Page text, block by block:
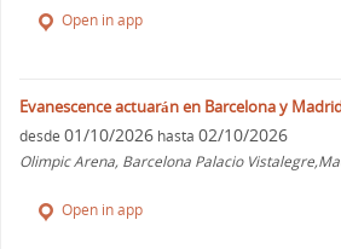
Open in app
Evanescence actuarán en Barcelona y
desde 01/10/2026 hasta 02/10/2026
Olimpic Arena, Barcelona Palacio
Open in app